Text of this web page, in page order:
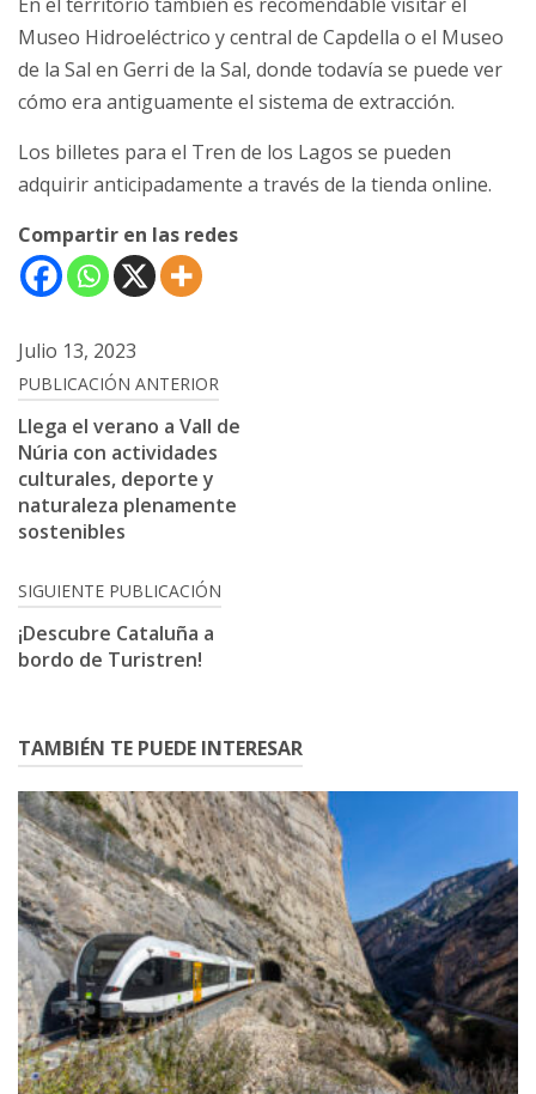
Museo Hidroeléctrico y central de Capdella o el Museo
de la Sal en Gerri de la Sal, donde todavía se puede ver
cómo era antiguamente el sistema de extracción.
Los billetes para el Tren de los Lagos se pueden
adquirir anticipadamente a través de la tienda online.
Compartir en las redes
Julio 13, 2023
Navegación
de
entradas
PUBLICACIÓN ANTERIOR
Llega el verano a Vall de
Núria con actividades
culturales, deporte y
naturaleza plenamente
sostenibles
SIGUIENTE PUBLICACIÓN
¡Descubre Cataluña a
bordo de Turistren!
TAMBIÉN TE PUEDE INTERESAR